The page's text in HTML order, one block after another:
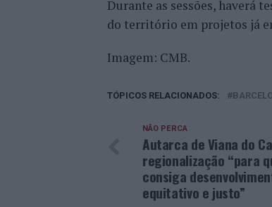
Durante as sessões, haverá
do território em projetos já
Imagem: CMB.
TÓPICOS RELACIONADOS:
NÃO PERCA
Autarca de Viana do
regionalização “para
consiga
equitativo e justo”